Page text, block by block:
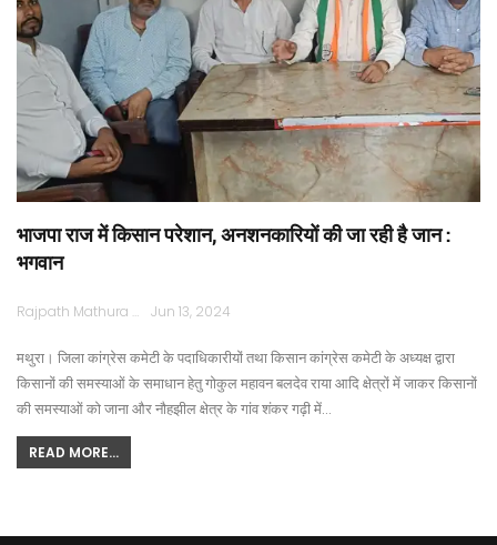
भाजपा राज में किसान परेशान, अनशनकारियों की जा रही है जान :
भगवान
Rajpath Mathura Jun 13, 2024
मथुरा। जिला कांग्रेस कमेटी के पदाधिकारीयों तथा किसान कांग्रेस कमेटी के अध्यक्ष द्वारा
किसानों की समस्याओं के समाधान हेतु गोकुल महावन बलदेव राया आदि क्षेत्रों में जाकर किसानों
की समस्याओं को जाना और नौहझील क्षेत्र के गांव शंकर गढ़ी में…
READ MORE...